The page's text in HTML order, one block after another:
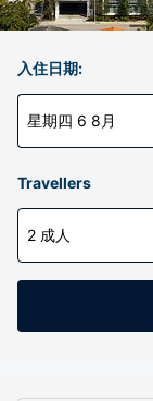
入住日期:
星期四 6 8月
Travellers
2 成人